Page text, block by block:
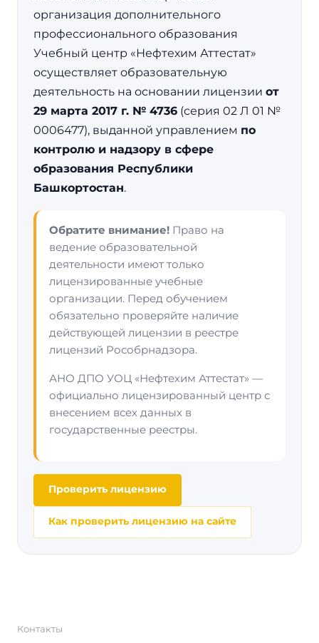
организация дополнительного
профессионального образования
Учебный центр «Нефтехим Аттестат»
осуществляет образовательную
деятельность на основании лицензии от
29 марта 2017 г. № 4736 (серия 02 Л 01 №
0006477), выданной управлением по
контролю и надзору в сфере
образования Республики
Башкортостан.
Обратите внимание! Право на
ведение образовательной
деятельности имеют только
лицензированные учебные
организации. Перед обучением
обязательно проверяйте наличие
действующей лицензии в реестре
лицензий Рособрнадзора.
АНО ДПО УОЦ «Нефтехим Аттестат» —
официально лицензированный центр с
внесением всех данных в
государственные реестры.
Проверить лицензию
Как проверить лицензию на сайте
Контакты